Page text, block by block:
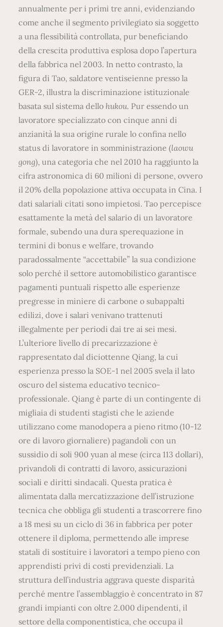
annualmente per i primi tre anni, evidenziando
come anche il segmento privilegiato sia soggetto
a una flessibilità controllata, pur beneficiando
della crescita produttiva esplosa dopo l’apertura
della fabbrica nel 2003. In netto contrasto, la
figura di Tao, saldatore ventiseienne presso la
GER-2, illustra la discriminazione istituzionale
basata sul sistema dello hukou. Pur essendo un
lavoratore specializzato con cinque anni di
anzianità la sua origine rurale lo confina nello
status di lavoratore in somministrazione (laowu
gong), una categoria che nel 2010 ha raggiunto la
cifra astronomica di 60 milioni di persone, ovvero
il 20% della popolazione attiva occupata in Cina. I
dati salariali citati sono impietosi. Tao percepisce
esattamente la metà del salario di un lavoratore
formale, subendo una dura sperequazione in
termini di bonus e welfare, trovando
paradossalmente “accettabile” la sua condizione
solo perché il settore automobilistico garantisce
pagamenti puntuali rispetto alle esperienze
pregresse in miniere di carbone o subappalti
edilizi, dove i salari venivano trattenuti
illegalmente per periodi dai tre ai sei mesi.
L’ulteriore livello di precarizzazione è
rappresentato dal diciottenne Qiang, la cui
esperienza presso la SOE-1 nel 2005 svela il lato
oscuro del sistema educativo tecnico-
professionale. Qiang è parte di un contingente di
migliaia di studenti stagisti che le aziende
utilizzano come manodopera a pieno ritmo (10-12
ore di lavoro giornaliere) pagandoli con un
sussidio di soli 900 yuan al mese (circa 113 dollari),
privandoli di contratti di lavoro, assicurazioni
sociali e diritti sindacali. Questa pratica è
alimentata dalla mercatizzazione dell’istruzione
tecnica che obbliga gli studenti a trascorrere fino
a 18 mesi su un ciclo di 36 in fabbrica per poter
ottenere il diploma, permettendo alle imprese
statali di sostituire i lavoratori a tempo pieno con
apprendisti privi di costi previdenziali. La
struttura dell’industria aggrava queste disparità
perché mentre l’assemblaggio è concentrato in 87
grandi impianti con oltre 2.000 dipendenti, il
settore della componentistica, che occupa il